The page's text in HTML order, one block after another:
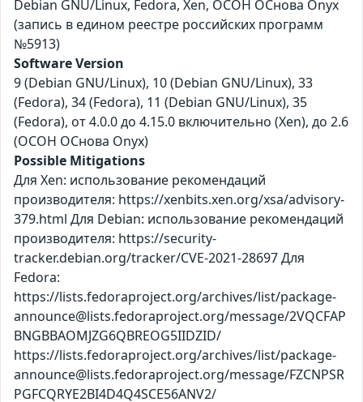
Debian GNU/Linux, Fedora, Xen, ОСОН ОСнова Оnyx
(запись в едином реестре российских программ
№5913)
Software Version
9 (Debian GNU/Linux), 10 (Debian GNU/Linux), 33
(Fedora), 34 (Fedora), 11 (Debian GNU/Linux), 35
(Fedora), от 4.0.0 до 4.15.0 включительно (Xen), до 2.6
(ОСОН ОСнова Оnyx)
Possible Mitigations
Для Xen: использование рекомендаций
производителя: https://xenbits.xen.org/xsa/advisory-
379.html Для Debian: использование рекомендаций
производителя: https://security-
tracker.debian.org/tracker/CVE-2021-28697 Для
Fedora:
https://lists.fedoraproject.org/archives/list/package-
announce@lists.fedoraproject.org/message/2VQCFAP
BNGBBAOMJZG6QBREOG5IIDZID/
https://lists.fedoraproject.org/archives/list/package-
announce@lists.fedoraproject.org/message/FZCNPSR
PGFCQRYE2BI4D4Q4SCE56ANV2/